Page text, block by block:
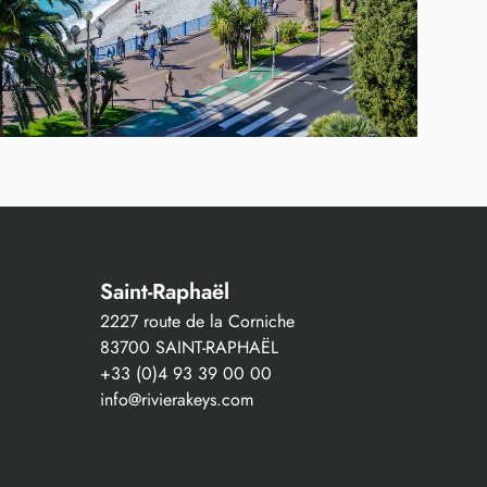
Saint-Raphaël
2227 route de la Corniche
83700 SAINT-RAPHAËL
+33 (0)4 93 39 00 00
info@rivierakeys.com